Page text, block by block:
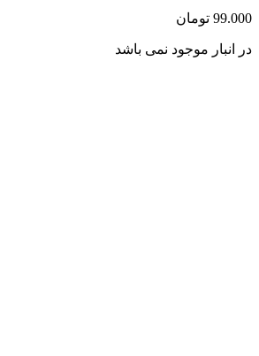
99.000 تومان
در انبار موجود نمی باشد